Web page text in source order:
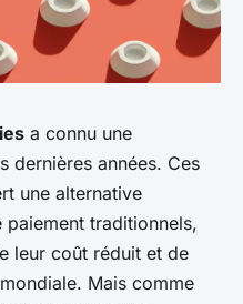
a connu une
dernières années. Ces
une alternative
paiement traditionnels,
leur coût réduit et de
Mais comme